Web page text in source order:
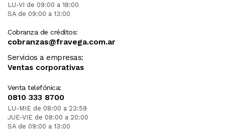
LU-VI de 09:00 a 18:00
SA de 09:00 a 13:00
Cobranza de créditos:
cobranzas@fravega.com.ar
Servicios a empresas:
Ventas corporativas
Venta telefónica:
0810 333 8700
LU-MIE de 08:00 a 23:59
JUE-VIE de 08:00 a 20:00
SA de 09:00 a 13:00